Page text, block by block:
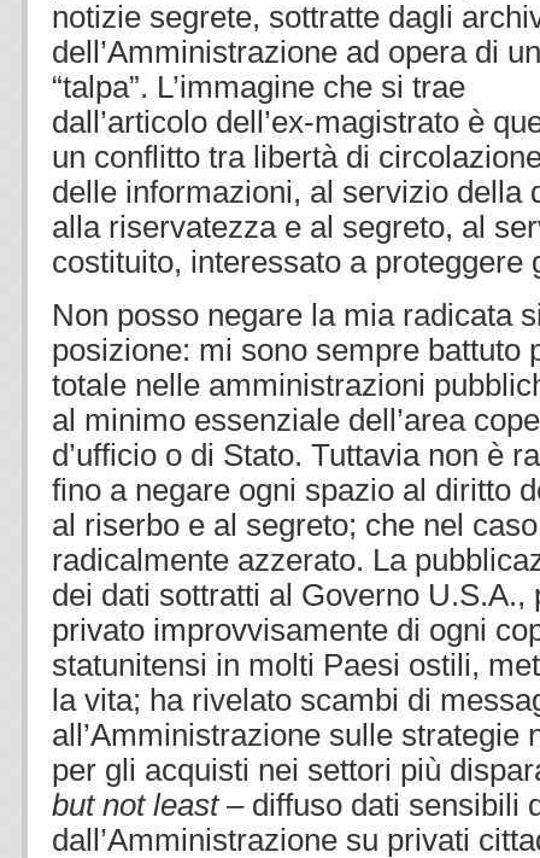
notizie segrete, sottratte dagli
dell’Amministrazione ad opera di
“talpa”. L’immagine che si trae
dall’articolo dell’ex-magistrato è
un conflitto tra libertà di
delle informazioni, al servizio della
alla riservatezza e al segreto, al
costituito, interessato a proteggere
Non posso negare la mia radicata
posizione: mi sono sempre battuto
totale nelle amministrazioni
al minimo essenziale dell’area
d’ufficio o di Stato. Tuttavia non è
fino a negare ogni spazio al diritto
al riserbo e al segreto; che nel
radicalmente azzerato. La
dei dati sottratti al Governo U.S.A.,
privato improvvisamente di ogni
statunitensi in molti Paesi ostili,
la vita; ha rivelato scambi di
all’Amministrazione sulle strategie
per gli acquisti nei settori più
but not least– diffuso dati sensibili
dall’Amministrazione su privati